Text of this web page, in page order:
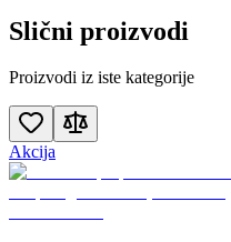
Slični proizvodi
Proizvodi iz iste kategorije
Akcija